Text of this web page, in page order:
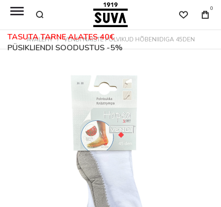
TASUTA TARNE ALATES 40€
PÜSIKLIENDI SOODUSTUS -5%
0
AVALEHT VENDI NAISTE PÕLVIKUD HÕBENIIDIGA 45DEN